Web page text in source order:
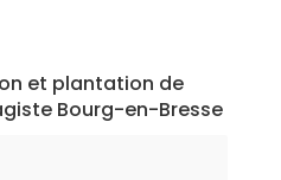
et plantation de
Bourg-en-Bresse